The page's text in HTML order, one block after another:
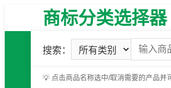
商标分类选择器
搜索：
💡 点击商品名称选中/取消需要的产品并